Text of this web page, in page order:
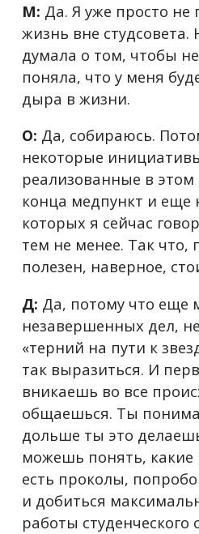
М: Да. Я уже просто
жизнь вне студсовета.
думала о том, чтобы
поняла, что у меня
дыра в жизни.
О: Да, собираюсь.
некоторые
реализованные в этом
конца медпункт и еще
которых я сейчас
тем не менее. Так что,
полезен, наверное,
Д: Да, потому что еще
незавершенных дел,
«терний на пути к
так выразиться. И
вникаешь во все
общаешься. Ты
дольше ты это
можешь понять, какие
есть проколы,
и добиться
работы студенческого